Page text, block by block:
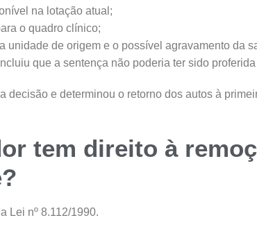
na lotação atual;
o quadro clínico;
unidade de origem e o possível agravamento da
que a sentença não poderia ter sido
decisão e determinou o retorno dos autos à
tem direito à
Lei nº 8.112/1990.